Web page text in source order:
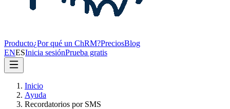
Producto¿Por qué un ChRM?PreciosBlog
ENESInicia sesiónPrueba gratis
Inicio
Ayuda
Recordatorios por SMS